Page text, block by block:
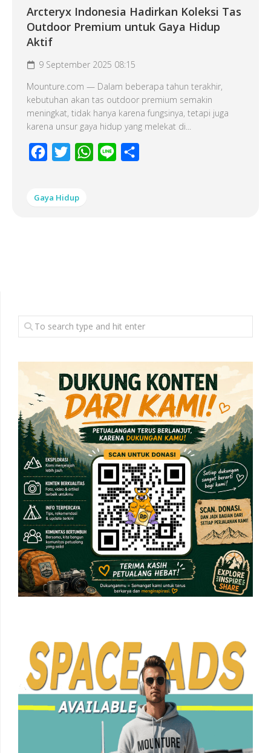
Arcteryx Indonesia Hadirkan Koleksi Tas
Outdoor Premium untuk Gaya Hidup
Aktif
9 September 2025 08:15
Mounture.com — Dalam beberapa tahun terakhir,
kebutuhan akan tas outdoor premium semakin
meningkat, tidak hanya karena fungsinya, tetapi juga
karena unsur gaya hidup yang melekat di...
Facebook
Twitter WhatsApp
Line
Gaya Hidup